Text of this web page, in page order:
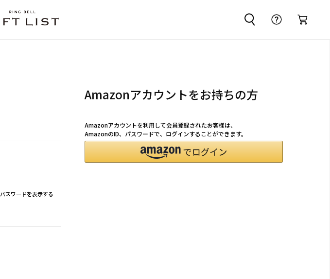
パスワードを表示する
Amazonアカウントをお持ちの方
Amazonアカウントを利用して会員登録されたお客様は、
AmazonのID、パスワードで、ログインすることができます。